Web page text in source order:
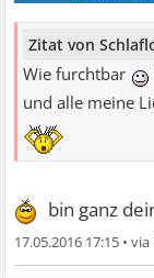
Zitat von
Wie furchtbar
und alle meine
bin ganz
17.05.2016 17:15 •